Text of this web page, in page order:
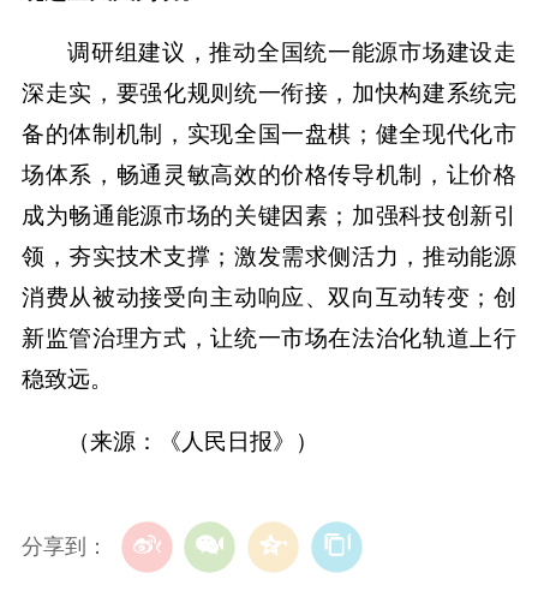
调研组建议，推动全国统一能源市场建设走
深走实，要强化规则统一衔接，加快构建系统完
备的体制机制，实现全国一盘棋；健全现代化市
场体系，畅通灵敏高效的价格传导机制，让价格
成为畅通能源市场的关键因素；加强科技创新引
领，夯实技术支撑；激发需求侧活力，推动能源
消费从被动接受向主动响应、双向互动转变；创
新监管治理方式，让统一市场在法治化轨道上行
稳致远。
（来源：《人民日报》）
分享到：